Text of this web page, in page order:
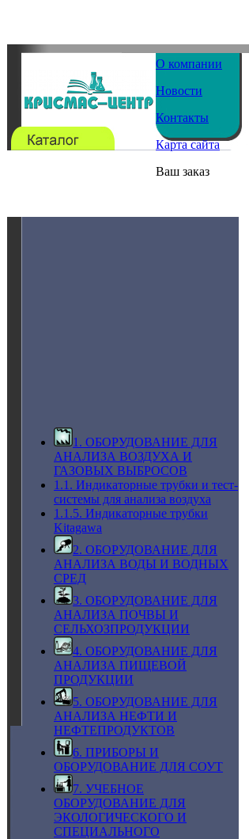
О компании
Новости
Контакты
Карта сайта
Ваш заказ
1. ОБОРУДОВАНИЕ ДЛЯ
АНАЛИЗА ВОЗДУХА И
ГАЗОВЫХ ВЫБРОСОВ
1.1. Индикаторные трубки и тест-
системы для анализа воздуха
1.1.5. Индикаторные трубки
Kitagawa
2. ОБОРУДОВАНИЕ ДЛЯ
АНАЛИЗА ВОДЫ И ВОДНЫХ
СРЕД
3. ОБОРУДОВАНИЕ ДЛЯ
АНАЛИЗА ПОЧВЫ И
СЕЛЬХОЗПРОДУКЦИИ
4. ОБОРУДОВАНИЕ ДЛЯ
АНАЛИЗА ПИЩЕВОЙ
ПРОДУКЦИИ
5. ОБОРУДОВАНИЕ ДЛЯ
АНАЛИЗА НЕФТИ И
НЕФТЕПРОДУКТОВ
6. ПРИБОРЫ И
ОБОРУДОВАНИЕ ДЛЯ СОУТ
7. УЧЕБНОЕ
ОБОРУДОВАНИЕ ДЛЯ
ЭКОЛОГИЧЕСКОГО И
СПЕЦИАЛЬНОГО